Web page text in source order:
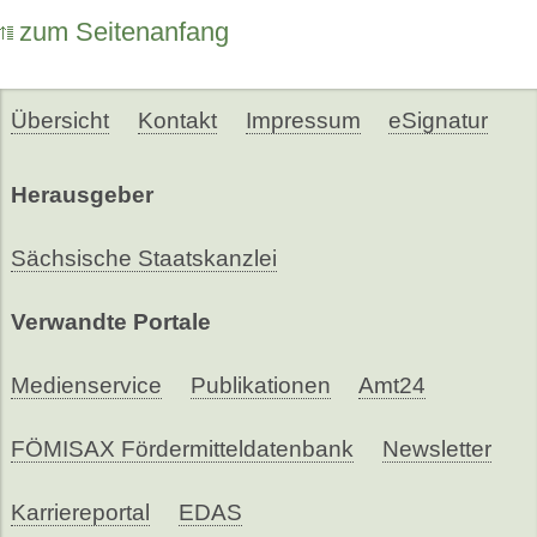
zum Seitenanfang
Übersicht Kontakt Impressum eSignatur
Herausgeber
Sächsische Staatskanzlei
Verwandte Portale
Medienservice Publikationen Amt24
FÖMISAX Fördermitteldatenbank Newsletter
Karriereportal EDAS